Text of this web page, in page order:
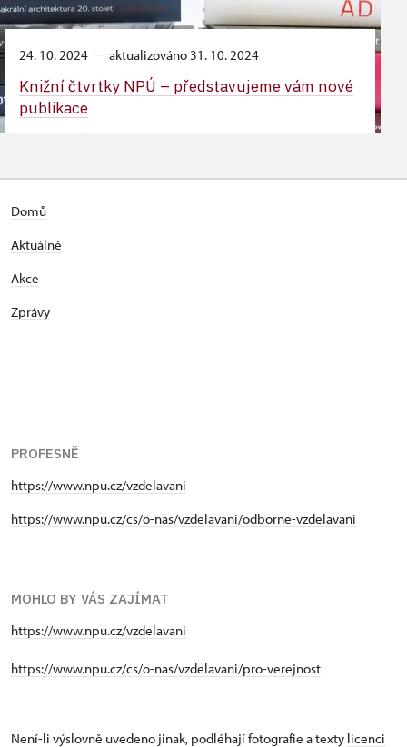
24. 10. 2024 aktualizováno 31. 10. 2024
Knižní čtvrtky NPÚ – představujeme vám nové
publikace
Domů
Aktuálně
Akce
Zprávy
PROFESNĚ
https://www.npu.cz/vzdelavani
https://www.npu.cz/cs/o-nas/vzdelavani/odborne-vzdelavani
MOHLO BY VÁS ZAJÍMAT
https://www.npu.cz/vzdelavani
https://www.npu.cz/cs/o-nas/vzdelavani/pro-verejnost
Není-li výslovně uvedeno jinak, podléhají fotografie a texty licenci